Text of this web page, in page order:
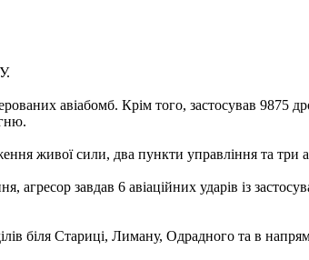
авіабомб. Крім того, застосував 9875
живої сили, два пункти управління та три
завдав 6 авіаційних ударів із
біля Стариці, Лиману, Одрадного та в